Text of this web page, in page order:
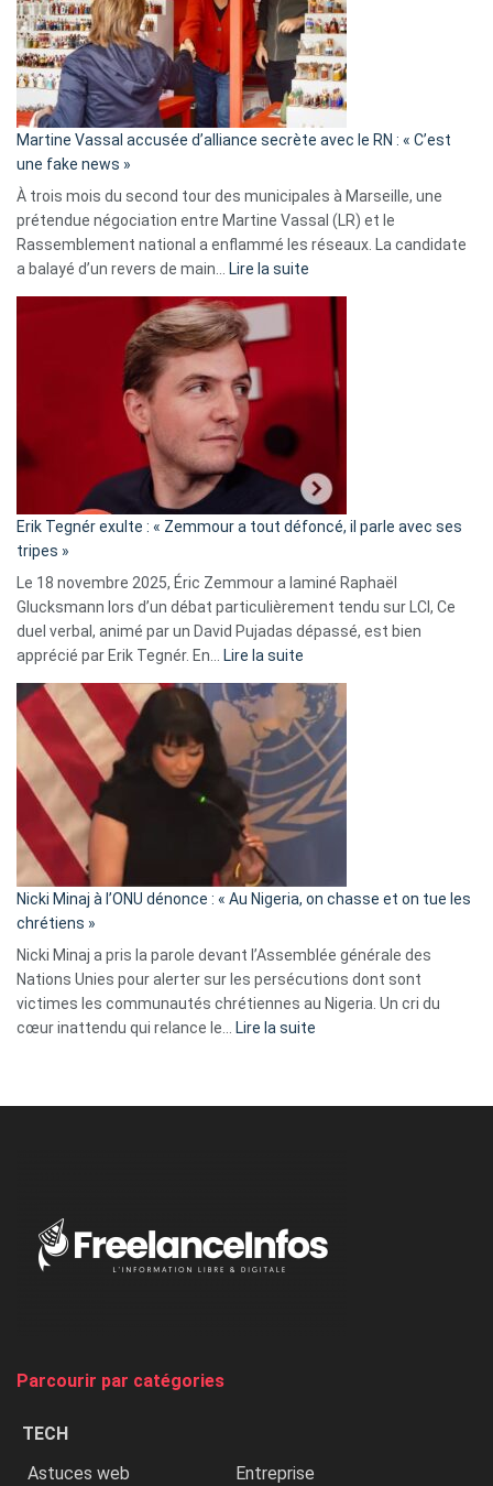
Algérie
Martine Vassal accusée d’alliance secrète avec le RN : « C’est
une fake news »
À trois mois du second tour des municipales à Marseille, une
prétendue négociation entre Martine Vassal (LR) et le
Rassemblement national a enflammé les réseaux. La candidate
a balayé d’un revers de main… Lire la suite
Martine
Vassal
d’alliance
secrète
«
C’est
fake
news
»
Erik Tegnér exulte : « Zemmour a tout défoncé, il parle avec ses
tripes »
Le 18 novembre 2025, Éric Zemmour a laminé Raphaël
Glucksmann lors d’un débat particulièrement tendu sur LCI, Ce
duel verbal, animé par un David Pujadas dépassé, est bien
apprécié par Erik Tegnér. En… Lire la suite
Erik
Tegnér
exulte
:
« Zemmour
a
tout
parle
ses
tripes »
Nicki Minaj à l’ONU dénonce : « Au Nigeria, on chasse et on tue les
chrétiens »
Nicki Minaj a pris la parole devant l’Assemblée générale des
Nations Unies pour alerter sur les persécutions dont sont
victimes les communautés chrétiennes au Nigeria. Un cri du
cœur inattendu qui relance le… Lire la suite
Nigeria,
Parcourir par catégories
TECH
Astuces web
Entreprise